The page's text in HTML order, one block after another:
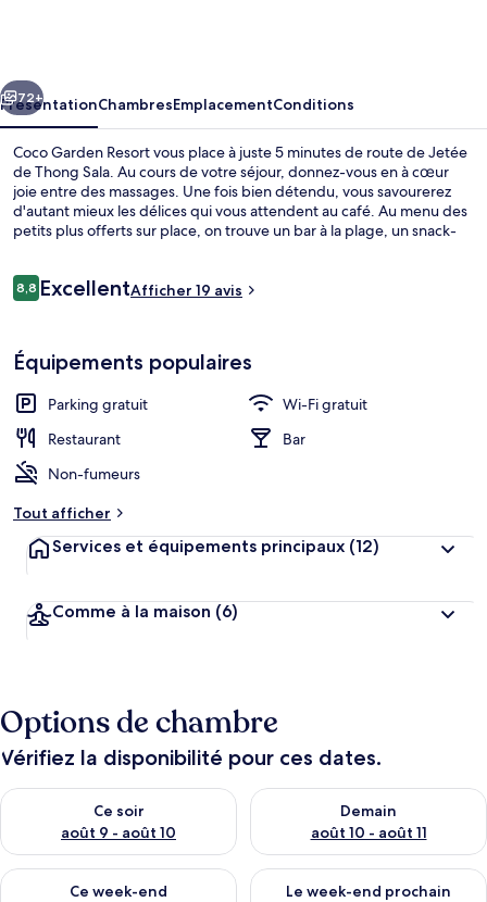
Suivant
72+
PrésentationChambresEmplacementConditions
Coco Garden Resort vous place à juste 5 minutes de route de Jetée
de Thong Sala. Au cours de votre séjour, donnez-vous en à cœur
joie entre des massages. Une fois bien détendu, vous savourerez
d'autant mieux les délices qui vous attendent au café. Au menu des
petits plus offerts sur place, on trouve un bar à la plage, un snack-
Avis
voyageurs
8,88,8 sur 10
ExcellentAfficher 19 avis
Équipements populaires
Parking gratuit
Wi-Fi gratuit
Restaurant
Bar
Non-fumeurs
Tout afficher
Services et équipements principaux (12)
Comme à la maison (6)
Options de chambre
Vérifiez la disponibilité pour ces dates.
Ce soir
août 9 - août 10
Vérifier la disponibilité pour ce soir août 9 - août 10
Demain
août 10 - août 11
Vérifier la disponibilité pour
Ce week-end
Vérifier la disponibilité pour ce week-end août 14 - août 16
Le week-end prochain
Vérifier la disponibilité pour